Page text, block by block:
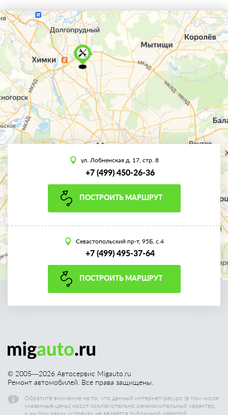
ул. Лобненская д. 17, стр. 8
+7 (499) 450-26-36
ПОСТРОИТЬ МАРШРУТ
Севастопольский пр-т, 95Б, с.4
+7 (499) 495-37-64
ПОСТРОИТЬ МАРШРУТ
© 2005—2026 Автосервис Migauto.ru
Ремонт автомобилей. Все права защищены.
Обратите внимание на то, что данный интернет-ресурс (в том числе
указанные цены) носит исключительно ознакомительный характер,
и ни при каких условиях не является публичной офертой.